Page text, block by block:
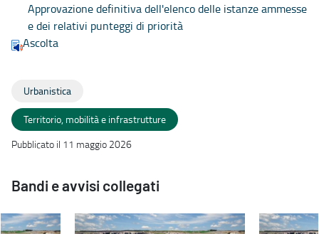
Approvazione definitiva dell'elenco delle istanze ammesse
e dei relativi punteggi di priorità
Ascolta
Urbanistica
Territorio, mobilità e infrastrutture
Pubblicato il 11 maggio 2026
Bandi e avvisi collegati